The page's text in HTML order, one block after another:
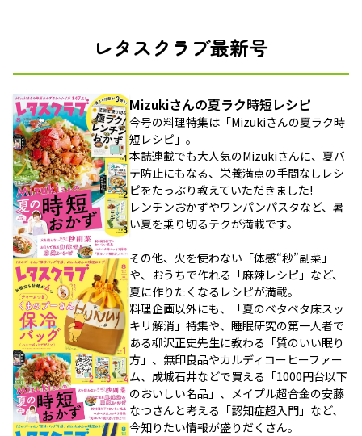
レタスクラブ最新号
Mizukiさんの夏ラク時短レシピ
今号の料理特集は「Mizukiさんの夏ラク時
短レシピ」。
本誌連載でも大人気のMizukiさんに、夏バ
テ防止にもなる、栄養満点の手間なしレシ
ピをたっぷり教えていただきました!
レンチンおかずやワンパンパスタなど、暑
い夏を乗り切るテクが満載です。
その他、火を使わない「体感“秒”副菜」
や、おうちで作れる「麻辣レシピ」など、
夏に作りたくなるレシピが満載。
料理企画以外にも、「夏のベタベタ床スッ
キリ解消」特集や、睡眠研究の第一人者で
ある柳沢正史先生に教わる「質のいい眠り
方」、無印良品やカルディコーヒーファー
ム、成城石井などで買える「1000円台以下
のおいしい名品」、メイプル超合金の安藤
なつさんと考える「認知症超入門」など、
今知りたい情報が盛りだくさん。